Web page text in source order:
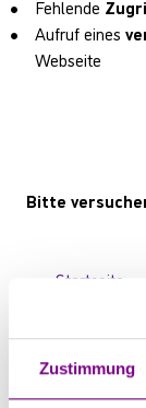
Zustimmung
Fehlende
Aufruf eines
Webseite
Bitte
Startseite